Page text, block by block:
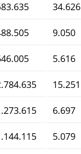
34.626
9.050
5.616
15.251
6.697
5.079